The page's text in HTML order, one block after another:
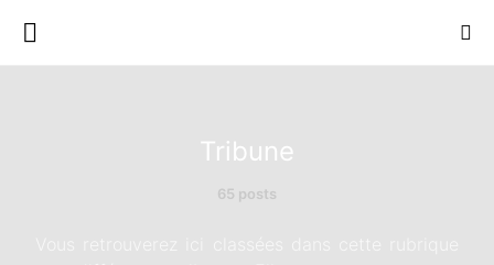
Tribune
65 posts